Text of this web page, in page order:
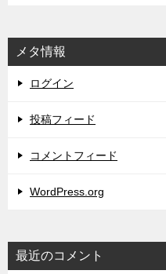
メタ情報
ログイン
投稿フィード
コメントフィード
WordPress.org
最近のコメント